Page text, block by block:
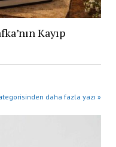
Kayıp
daha fazla yazı »